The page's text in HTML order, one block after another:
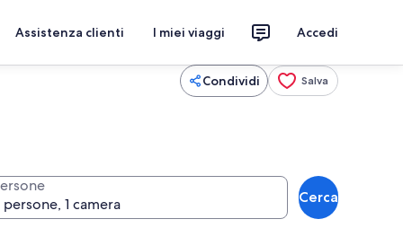
Assistenza clienti I miei viaggi Accedi
Condividi Salva
Cerca